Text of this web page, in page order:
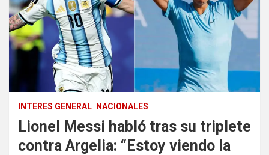
INTERES GENERAL NACIONALES
Lionel Messi habló tras su triplete
contra Argelia: “Estoy viendo la